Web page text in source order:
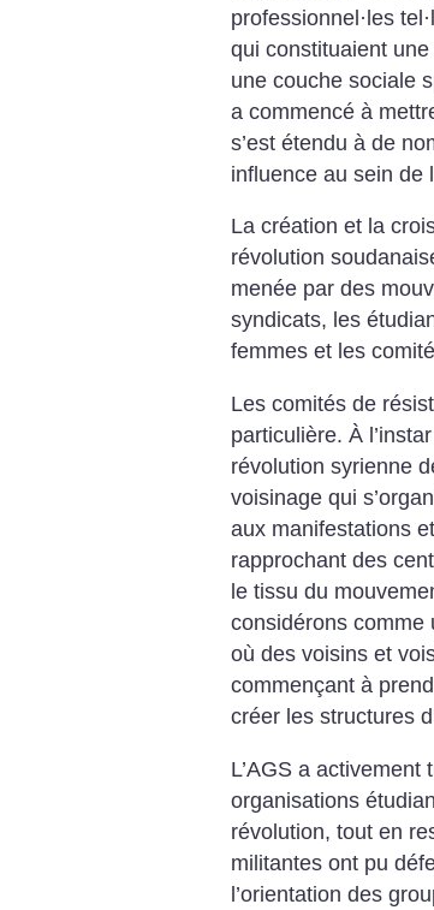
professionnel·les tel·
qui constituaient
une couche sociale
a commencé à
s’est étendu à de
influence au sein de
La création et la
révolution
menée par des
syndicats, les
femmes et les
Les comités de
particulière. À
révolution syrienne
voisinage qui
aux manifestations
rapprochant des
le tissu du
considérons comme
où des voisins et
commençant à
créer les structures
L’AGS a
organisations
révolution, tout en
militantes ont pu
l’orientation des